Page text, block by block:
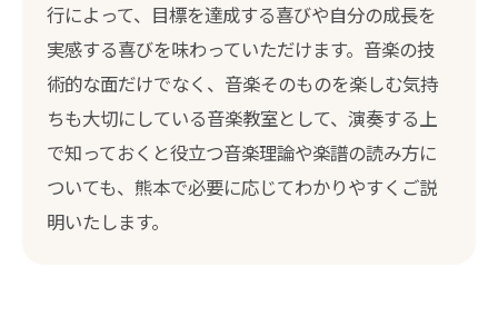
行によって、目標を達成する喜びや自分の成長を
実感する喜びを味わっていただけます。音楽の技
術的な面だけでなく、音楽そのものを楽しむ気持
ちも大切にしている音楽教室として、演奏する上
で知っておくと役立つ音楽理論や楽譜の読み方に
ついても、熊本で必要に応じてわかりやすくご説
明いたします。